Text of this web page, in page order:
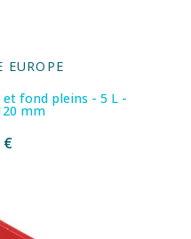
EUROPE
fond pleins - 5 L -
mm
€